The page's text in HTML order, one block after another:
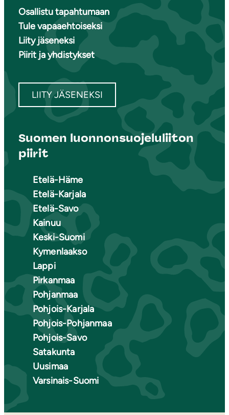
Osallistu tapahtumaan
Tule vapaaehtoiseksi
Liity jäseneksi
Piirit ja yhdistykset
LIITY JÄSENEKSI
Suomen luonnonsuojeluliiton
piirit
Etelä-Häme
Etelä-Karjala
Etelä-Savo
Kainuu
Keski-Suomi
Kymenlaakso
Lappi
Pirkanmaa
Pohjanmaa
Pohjois-Karjala
Pohjois-Pohjanmaa
Pohjois-Savo
Satakunta
Uusimaa
Varsinais-Suomi